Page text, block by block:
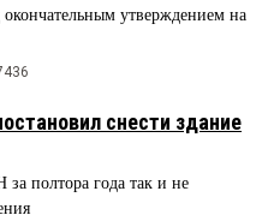
утверждением на
снести здание
полтора года так и не